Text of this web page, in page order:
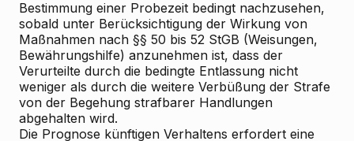
Bestimmung einer Probezeit bedingt nachzusehen,
sobald unter Berücksichtigung der Wirkung von
Maßnahmen nach §§ 50 bis 52 StGB (Weisungen,
Bewährungshilfe) anzunehmen ist, dass der
Verurteilte durch die bedingte Entlassung nicht
weniger als durch die weitere Verbüßung der Strafe
von der Begehung strafbarer Handlungen
abgehalten wird.
Die Prognose künftigen Verhaltens erfordert eine